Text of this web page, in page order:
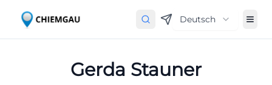
Deutsch
Gerda Stauner